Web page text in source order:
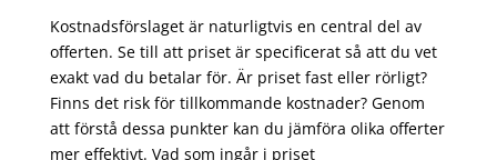
Kostnadsförslaget är naturligtvis en central del av
offerten. Se till att priset är specificerat så att du vet
exakt vad du betalar för. Är priset fast eller rörligt?
Finns det risk för tillkommande kostnader? Genom
att förstå dessa punkter kan du jämföra olika offerter
mer effektivt. Vad som ingår i priset